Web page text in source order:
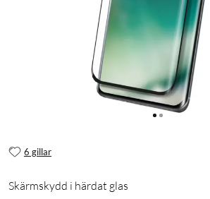
6 gillar
Skärmskydd i härdat glas